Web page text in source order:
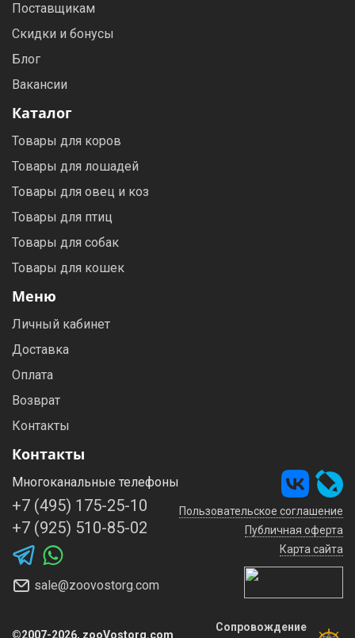
Поставщикам
Скидки и бонусы
Блог
Вакансии
Каталог
Товары для коров
Товары для лошадей
Товары для овец и коз
Товары для птиц
Товары для собак
Товары для кошек
Меню
Личный кабинет
Доставка
Оплата
Возврат
Контакты
Контакты
Многоканальные телефоны
+7 (495) 175-25-10
+7 (925) 510-85-02
sale@zoovostorg.com
Пользовательское соглашение
Публичная оферта
Карта сайта
©2007-2026, zooVostorg.com
Сопровождение